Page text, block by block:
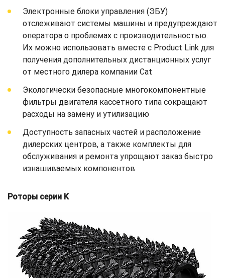
Электронные блоки управления (ЭБУ)
отслеживают системы машины и предупреждают
оператора о проблемах с производительностью.
Их можно использовать вместе с Product Link для
получения дополнительных дистанционных услуг
от местного дилера компании Cat
Экологически безопасные многокомпонентные
фильтры двигателя кассетного типа сокращают
расходы на замену и утилизацию
Доступность запасных частей и расположение
дилерских центров, а также комплекты для
обслуживания и ремонта упрощают заказ быстро
изнашиваемых компонентов
Роторы серии K